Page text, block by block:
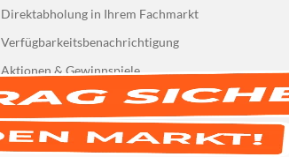
Direktabholung in Ihrem Fachmarkt
Verfügbarkeitsbenachrichtigung
Aktionen & Gewinnspiele
30 Tage Käuferschutz durch Trusted Shops